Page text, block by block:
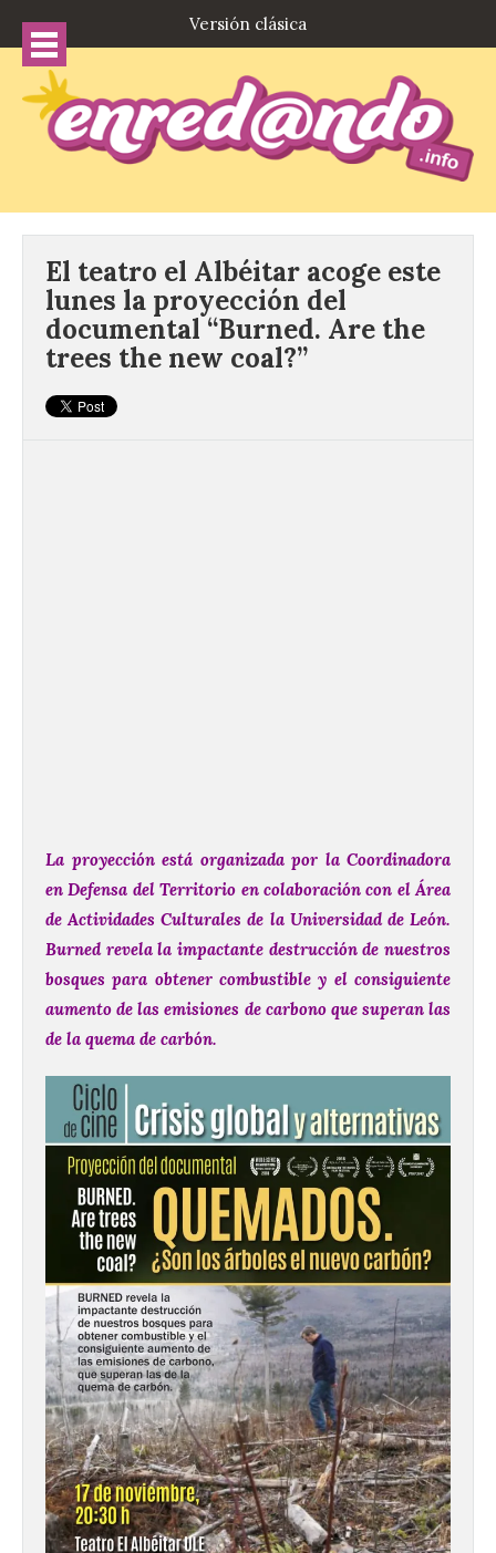
Versión clásica
El teatro el Albéitar acoge este
lunes la proyección del
documental “Burned. Are the
trees the new coal?”
La proyección está organizada por la Coordinadora
en Defensa del Territorio en colaboración con el Área
de Actividades Culturales de la Universidad de León.
Burned revela la impactante destrucción de nuestros
bosques para obtener combustible y el consiguiente
aumento de las emisiones de carbono que superan las
de la quema de carbón.